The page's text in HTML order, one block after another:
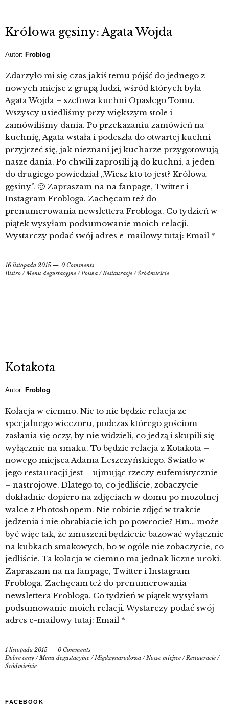
Królowa gęsiny: Agata Wojda
Autor: Froblog
Zdarzyło mi się czas jakiś temu pójść do jednego z
nowych miejsc z grupą ludzi, wśród których była
Agata Wojda – szefowa kuchni Opasłego Tomu.
Wszyscy usiedliśmy przy większym stole i
zamówiliśmy dania. Po przekazaniu zamówień na
kuchnię, Agata wstała i podeszła do otwartej kuchni
przyjrzeć się, jak nieznani jej kucharze przygotowują
nasze dania. Po chwili zaprosili ją do kuchni, a jeden
do drugiego powiedział „Wiesz kto to jest? Królowa
gęsiny”. 🙂 Zapraszam na na fanpage, Twitter i
Instagram Frobloga. Zachęcam też do
prenumerowania newslettera Frobloga. Co tydzień w
piątek wysyłam podsumowanie moich relacji.
Wystarczy podać swój adres e-mailowy tutaj: Email *
16 listopada 2015
0 Comments
Bistro /Menu degustacyjne /Polska /Restauracje /Śródmieście
Kotakota
Autor: Froblog
Kolacja w ciemno. Nie to nie będzie relacja ze
specjalnego wieczoru, podczas którego gościom
zasłania się oczy, by nie widzieli, co jedzą i skupili się
wyłącznie na smaku. To będzie relacja z Kotakota –
nowego miejsca Adama Leszczyńskiego. Światło w
jego restauracji jest – ujmując rzeczy eufemistycznie
– nastrojowe. Dlatego to, co jedliście, zobaczycie
dokładnie dopiero na zdjęciach w domu po mozolnej
walce z Photoshopem. Nie robicie zdjęć w trakcie
jedzenia i nie obrabiacie ich po powrocie? Hm… może
być więc tak, że zmuszeni będziecie bazować wyłącznie
na kubkach smakowych, bo w ogóle nie zobaczycie, co
jedliście. Ta kolacja w ciemno ma jednak liczne uroki.
Zapraszam na na fanpage, Twitter i Instagram
Frobloga. Zachęcam też do prenumerowania
newslettera Frobloga. Co tydzień w piątek wysyłam
podsumowanie moich relacji. Wystarczy podać swój
adres e-mailowy tutaj: Email *
1 listopada 2015
0 Comments
Dobre ceny /Menu degustacyjne /Międzynarodowa /Nowe miejsce /Restauracje /
Śródmieście
FACEBOOK